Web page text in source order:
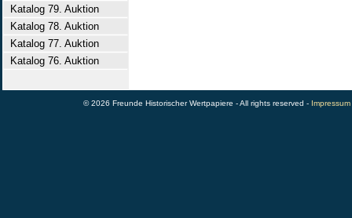
Katalog 79. Auktion
Katalog 78. Auktion
Katalog 77. Auktion
Katalog 76. Auktion
© 2026 Freunde Historischer Wertpapiere - All rights reserved - Impressum